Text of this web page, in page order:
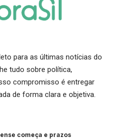
para as últimas notícias do
tudo sobre política,
compromisso é entregar
de forma clara e objetiva.
começa e prazos